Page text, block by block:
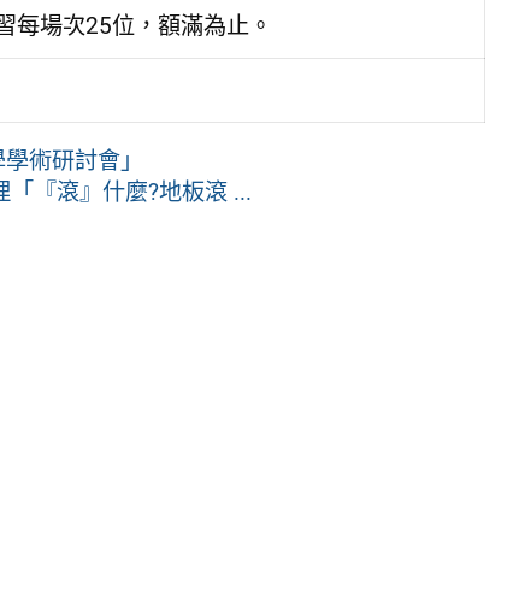
每場次25位，額滿為止。
術研討會」
『滾』什麼?地板滾 ...